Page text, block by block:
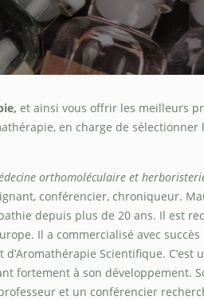
et ainsi vous offrir les meilleurs
en charge de
orthomoléculaire et
conférencier, chroniqueur.
depuis plus de 20 ans. Il est
Il a commercialisé avec
Scientifique.
fortement à son développement.
et un conférencier